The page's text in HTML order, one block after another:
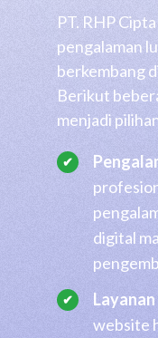
PT. RHP
pengalaman
berkembang
Berikut
menjadi
digital
website